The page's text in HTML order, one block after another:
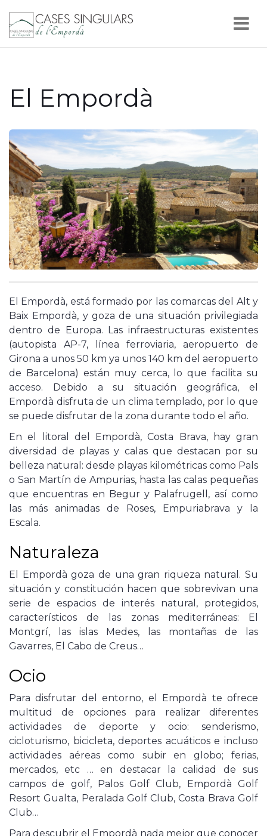
El Empordà
El Empordà, está formado por las comarcas del Alt y
Baix Empordà, y goza de una situación privilegiada
dentro de Europa. Las infraestructuras existentes
(autopista AP-7, línea ferroviaria, aeropuerto de
Girona a unos 50 km ya unos 140 km del aeropuerto
de Barcelona) están muy cerca, lo que facilita su
acceso. Debido a su situación geográfica, el
Empordà disfruta de un clima templado, por lo que
se puede disfrutar de la zona durante todo el año.
En el litoral del Empordà, Costa Brava, hay gran
diversidad de playas y calas que destacan por su
belleza natural: desde playas kilométricas como Pals
o San Martín de Ampurias, hasta las calas pequeñas
que encuentras en Begur y Palafrugell, así como
las más animadas de Roses, Empuriabrava y la
Escala.
Naturaleza
El Empordà goza de una gran riqueza natural. Su
situación y constitución hacen que sobrevivan una
serie de espacios de interés natural, protegidos,
característicos de las zonas mediterráneas: El
Montgrí, las islas Medes, las montañas de las
Gavarres, El Cabo de Creus…
Ocio
Para disfrutar del entorno, el Empordà te ofrece
multitud de opciones para realizar diferentes
actividades de deporte y ocio: senderismo,
cicloturismo, bicicleta, deportes acuáticos e incluso
actividades aéreas como subir en globo; ferias,
mercados, etc … en destacar la calidad de sus
campos de golf, Palos Golf Club, Empordà Golf
Resort Gualta, Peralada Golf Club, Costa Brava Golf
Club…
Para descubrir el Empordà nada mejor que conocer